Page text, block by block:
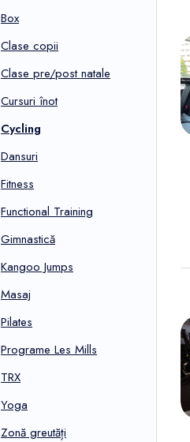
Box
Clase copii
Clase pre/post natale
Cursuri înot
Cycling
Dansuri
Fitness
Functional Training
Gimnastică
Kangoo Jumps
Masaj
Pilates
Programe Les Mills
TRX
Yoga
Zonă greutăți